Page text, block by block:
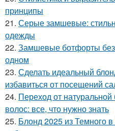
принципы
21. Серые замшевые:
одежды
22. Замшевые ботфорты без
одном
23. Сделать идеальный
избавиться от посещений
24. Переход от натуральной
волос: все, что нужно знать
25. Блонд 2025 из Темного